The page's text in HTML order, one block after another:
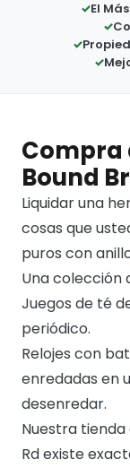
El
Compra
Bound
Liquidar una
cosas que
puros con
Una colección
Juegos de té
periódico.
Relojes con
enredadas en
desenredar.
Nuestra tienda
Rd existe